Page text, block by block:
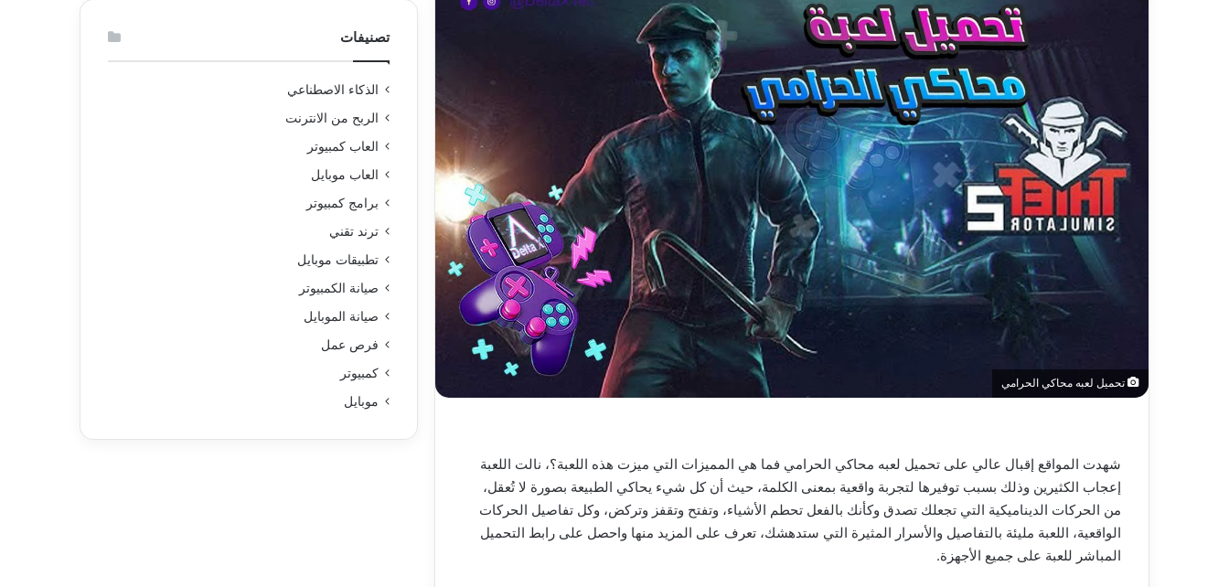
تحميل لعبه محاكي الحرامي
شهدت المواقع إقبال عالي على تحميل لعبه محاكي الحرامي فما هي المميزات التي ميزت هذه اللعبة؟، نالت اللعبة
إعجاب الكثيرين وذلك بسبب توفيرها لتجربة واقعية بمعنى الكلمة، حيث أن كل شيء يحاكي الطبيعة بصورة لا تُعقل،
من الحركات الديناميكية التي تجعلك تصدق وكأنك بالفعل تحطم الأشياء، وتفتح وتقفز وتركض، وكل تفاصيل الحركات
الواقعية، اللعبة مليئة بالتفاصيل والأسرار المثيرة التي ستدهشك، تعرف على المزيد منها واحصل على رابط التحميل
المباشر للعبة على جميع الأجهزة.
تصنيفات
الذكاء الاصطناعي
الربح من الانترنت
العاب كمبيوتر
العاب موبايل
برامج كمبيوتر
ترند تقني
تطبيقات موبايل
صيانة الكمبيوتر
صيانة الموبايل
فرص عمل
كمبيوتر
موبايل